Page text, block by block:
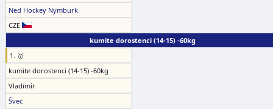
Ned Hockey Nymburk
CZE
kumite dorostenci (14-15) -60kg
1. 🥇
kumite dorostenci (14-15) -60kg
Vladimír
Švec